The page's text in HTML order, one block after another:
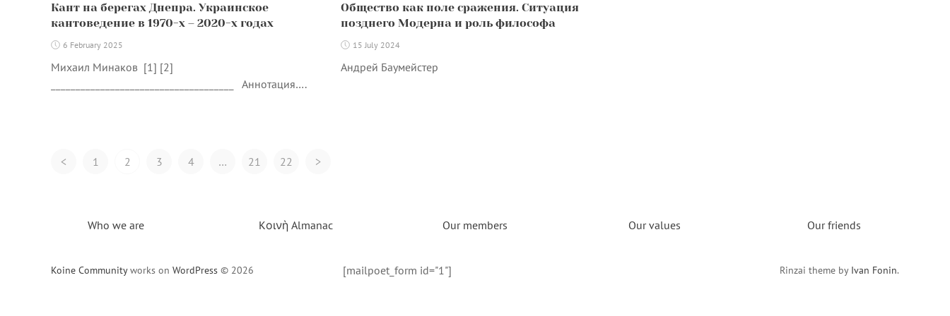
Кант на берегах Днепра. Украинское
кантоведение в 1970-х – 2020-х годах
6 February 2025
Михаил Минаков [1] [2]
_____________________________________ Аннотация….
Общество как поле сражения. Ситуация
позднего Модерна и роль философа
15 July 2024
Андрей Баумейстер
Posts
< 1 2 3 4 … 21 22 >
Who we are Kοινὴ Almanac Our members Our values Our friends
Koine Communityworks on WordPress © 2026 [mailpoet_form id="1"] Rinzai theme by Ivan Fonin.